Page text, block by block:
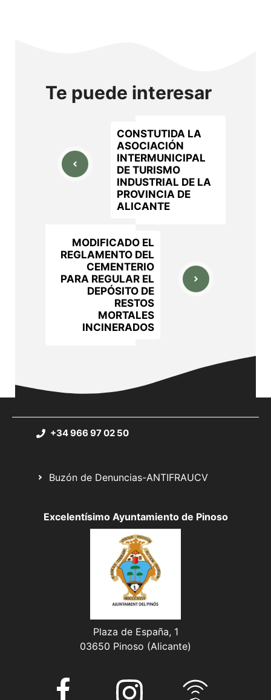
Te puede interesar
CONSTUTIDA LA
ASOCIACIÓN
INTERMUNICIPAL
DE TURISMO
INDUSTRIAL DE LA
PROVINCIA DE
ALICANTE
MODIFICADO EL
REGLAMENTO DEL
CEMENTERIO
PARA REGULAR EL
DEPÓSITO DE
RESTOS
MORTALES
INCINERADOS
+34 966 97 02 50
Buzón de Denuncias-ANTIFRAUCV
Excelentísimo Ayuntamiento de Pinoso
Plaza de España, 1
03650 Pinoso (Alicante)